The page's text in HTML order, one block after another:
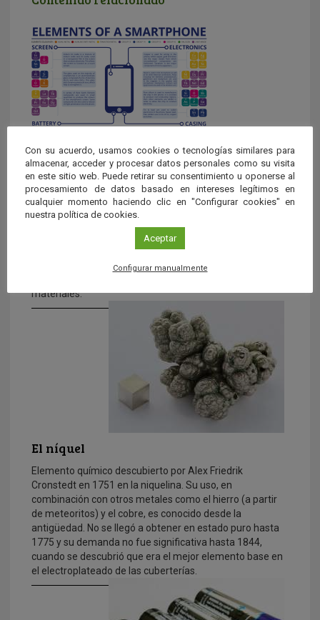
La tabla en tu smartphone
Los elegantes, ligeros y versátiles smartphones del SXXI
no son solo obra de genios del diseño y del marketing.
Tras esas baterías que nos proporcionan cada vez más
autonomía, la electrónica que nos garantiza un gran
número de prestaciones, las pantallas de alta resolución
y las resistentes carcasas está el trabajo de numerosos
materiales.
El níquel
Elemento químico descubierto por Alex Friedrik
Cronstedt en 1751 en la niquelina. Su uso, en
combinación con otros metales como el hierro (a partir
de meteoritos) y el cobre, es conocido desde la
antigüedad. No se llegó a obtener en estado puro hasta
1775 y su demanda no fue significativa hasta 1844,
cuando se descubrió que era el mejor elemento base en
el electroplateado de las cuberterías.
Con su acuerdo, usamos cookies o tecnologías similares para
almacenar, acceder y procesar datos personales como su visita
en este sitio web. Puede retirar su consentimiento u oponerse al
procesamiento de datos basado en intereses legítimos en
cualquier momento haciendo clic en "Configurar cookies" en
nuestra política de cookies.
Aceptar
Configurar manualmente